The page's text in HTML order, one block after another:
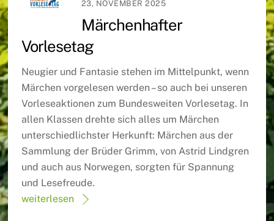
23, NOVEMBER 2025
Märchenhafter
Vorlesetag
Neugier und Fantasie stehen im Mittelpunkt, wenn
Märchen vorgelesen werden – so auch bei unseren
Vorleseaktionen zum Bundesweiten Vorlesetag. In
allen Klassen drehte sich alles um Märchen
unterschiedlichster Herkunft: Märchen aus der
Sammlung der Brüder Grimm, von Astrid Lindgren
und auch aus Norwegen, sorgten für Spannung
und Lesefreude.
weiterlesen